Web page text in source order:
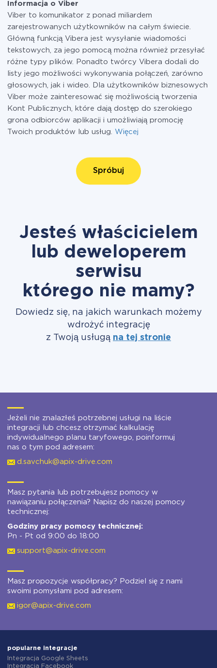
Informacja o Viber
Viber to komunikator z ponad miliardem
zarejestrowanych użytkowników na całym świecie.
Główną funkcją Vibera jest wysyłanie wiadomości
tekstowych, za jego pomocą można również przesyłać
różne typy plików. Ponadto twórcy Vibera dodali do
listy jego możliwości wykonywania połączeń, zarówno
głosowych, jak i wideo. Dla użytkowników biznesowych
Viber może zainteresować się możliwością tworzenia
Kont Publicznych, które dają dostęp do szerokiego
grona odbiorców aplikacji i umożliwiają promocję
Twoich produktów lub usług. Więcej
Spróbuj
Jesteś właścicielem
lub deweloperem
serwisu
którego nie mamy?
Dowiedz się, na jakich warunkach możemy
wdrożyć integrację
z Twoją usługą na tej stronie
Jeżeli nie znalazłeś potrzebnej usługi na liście
integracji lub chcesz otrzymać kalkulację
indywidualnego planu taryfowego, poinformuj
nas o tym pod adresem:
d.savchuk@apix-drive.com
Masz pytania lub potrzebujesz pomocy w
nawiązaniu połączenia? Napisz do naszej pomocy
technicznej:
Godziny pracy pomocy technicznej:
Pn - Pt od 9:00 do 18:00
support@apix-drive.com
Masz propozycje współpracy? Podziel się z nami
swoimi pomysłami pod adresem:
igor@apix-drive.com
popularne integracje
Integracja Google Sheets
Integracja Facebook